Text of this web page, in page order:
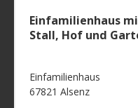
Einfamilienhaus
Stall, Hof und
Einfamilienhaus
67821 Alsenz